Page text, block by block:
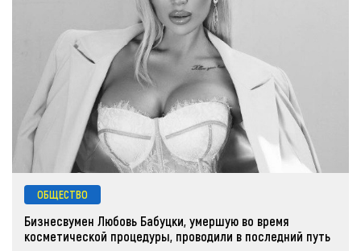
ОБЩЕСТВО
Бизнесвумен Любовь Бабуцки, умершую во время
косметической процедуры, проводили в последний путь